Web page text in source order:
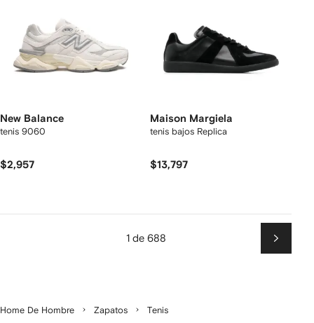
New Balance
tenis 9060
$2,957
Maison Margiela
tenis bajos Replica
$13,797
1 de 688
Home De Hombre Zapatos Tenis